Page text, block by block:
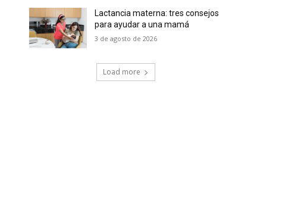
Lactancia materna: tres consejos
para ayudar a una mamá
3 de agosto de 2026
Load more